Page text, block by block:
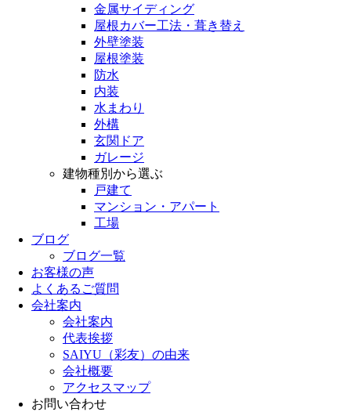
金属サイディング
屋根カバー工法・葺き替え
外壁塗装
屋根塗装
防水
内装
水まわり
外構
玄関ドア
ガレージ
建物種別から選ぶ
戸建て
マンション・アパート
工場
ブログ
ブログ一覧
お客様の声
よくあるご質問
会社案内
会社案内
代表挨拶
SAIYU（彩友）の由来
会社概要
アクセスマップ
お問い合わせ